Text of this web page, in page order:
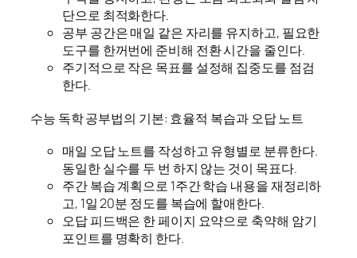
단으로 최적화한다.
공부 공간은 매일 같은 자리를 유지하고, 필요한
도구를 한꺼번에 준비해 전환 시간을 줄인다.
주기적으로 작은 목표를 설정해 집중도를 점검
한다.
수능 독학 공부법의 기본: 효율적 복습과 오답 노트
매일 오답 노트를 작성하고 유형별로 분류한다.
동일한 실수를 두 번 하지 않는 것이 목표다.
주간 복습 계획으로 1주간 학습 내용을 재정리하
고, 1일 20분 정도를 복습에 할애한다.
오답 피드백은 한 페이지 요약으로 축약해 암기
포인트를 명확히 한다.